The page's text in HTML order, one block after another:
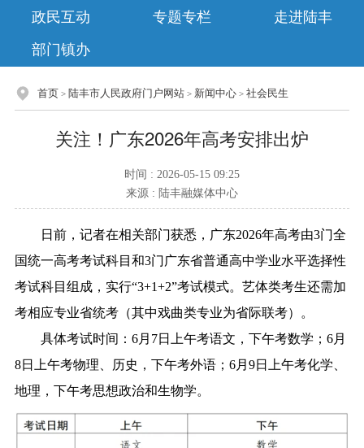
政民互动
专题专栏
走进陆丰
部门镇办
首页 > 陆丰市人民政府门户网站 > 新闻中心 >社会民生
关注！广东2026年高考安排出炉
时间 : 2026-05-15 09:25
来源 : 陆丰融媒体中心
日前，记者在相关部门获悉，广东2026年高考由3门全
国统一高考考试科目和3门广东省普通高中学业水平选择性
考试科目组成，实行“3+1+2”考试模式。艺体类考生还需加
考相应专业省统考（其中戏曲类专业为省际联考）。
具体考试时间：6月7日上午考语文，下午考数学；6月
8日上午考物理、历史，下午考外语；6月9日上午考化学、
地理，下午考思想政治和生物学。